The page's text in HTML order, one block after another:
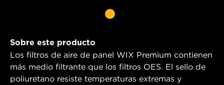
Sobre este producto
Los filtros de aire de panel WIX Premium contienen
más medio filtrante que los filtros OES. El sello de
poliuretano resiste temperaturas extremas y